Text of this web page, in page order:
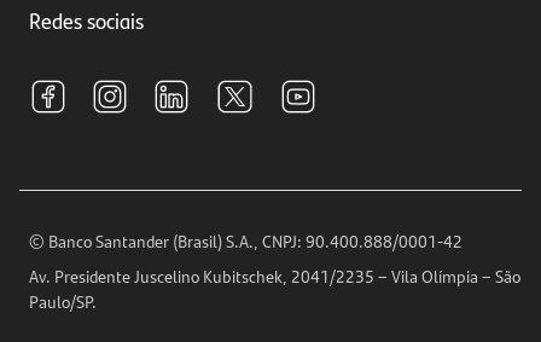
Investimentos
Relações com Investidores
Central de Renegociação
S.A.C
Encontre nossas agências
Horários de Atendimento
Telefones
Redes sociais
© Banco Santander (Brasil) S.A., CNPJ: 90.400.888/0001-42
Av. Presidente Juscelino Kubitschek, 2041/2235 – Vila Olímpia – São
Paulo/SP.